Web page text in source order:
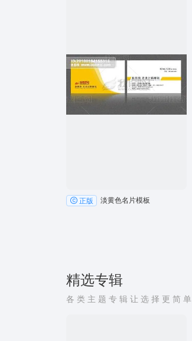
正版 淡黄色名片模板
精选专辑
各类主题专辑让选择更简单